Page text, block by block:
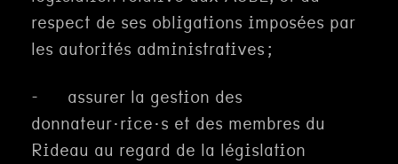
respect de ses obligations imposées par
les autorités administratives ;
- assurer la gestion des
donnateur·rice·s et des membres du
Rideau au regard de la législation